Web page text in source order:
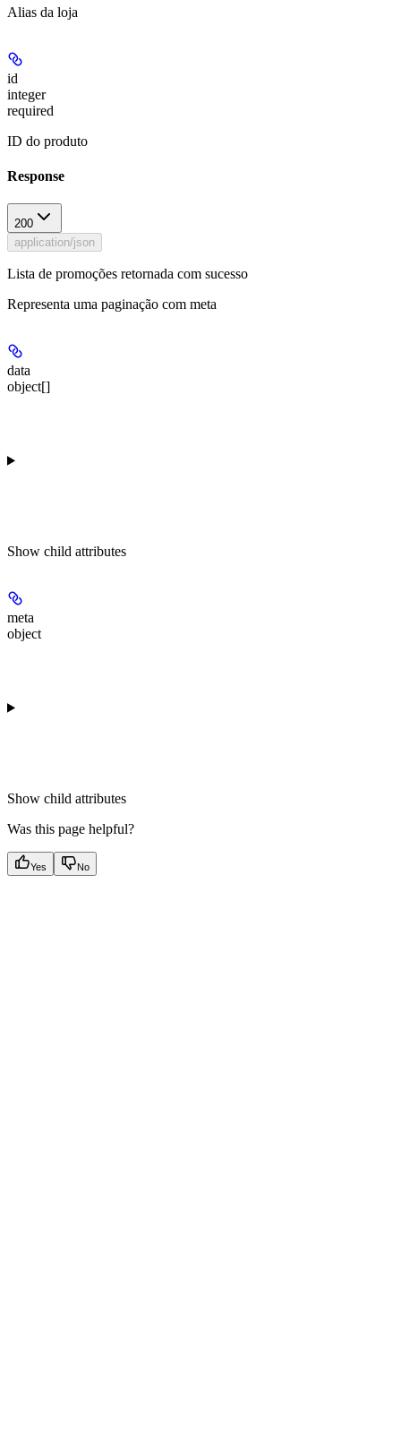
Alias da loja
id
integer
required
ID do produto
Response
200
application/json
Lista de promoções retornada com sucesso
Representa uma paginação com meta
data
object[]
Show child attributes
meta
object
Show child attributes
Was this page helpful?
Yes No